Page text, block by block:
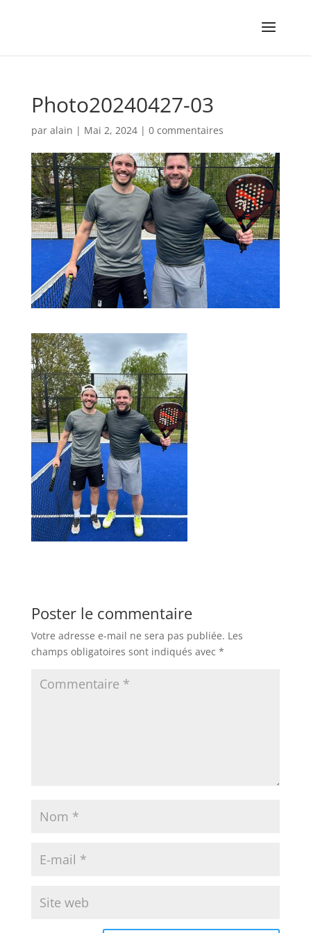
Photo20240427-03
par alain | Mai 2, 2024| 0 commentaires
Poster le commentaire
Votre adresse e-mail ne sera pas publiée. Les
champs obligatoires sont indiqués avec *